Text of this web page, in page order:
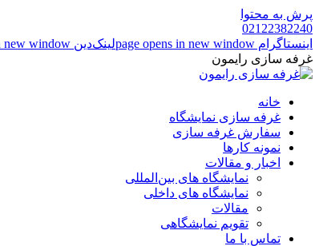
پرش به محتوا
02122382240
اینستاگرام page opens in new window
لینک‌دین page opens in new window
غرفه سازی رایمون
خانه
غرفه سازی نمایشگاه
سفارش غرفه سازی
نمونه کارها
اخبار و مقالات
نمایشگاه های بین‌المللی
نمایشگاه های داخلی
مقالات
تقویم نمایشگاهی
تماس با ما